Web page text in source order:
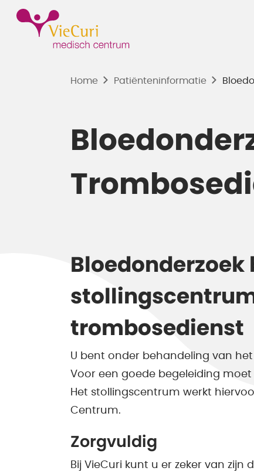
Home Patiënten­informatie
Bloedonderzoek
trombosedienst
U bent onder behandeling van
Voor een goede begeleiding
Het stollingscentrum werkt
Centrum.
Zorgvuldig
Bij VieCuri kunt u er zeker van